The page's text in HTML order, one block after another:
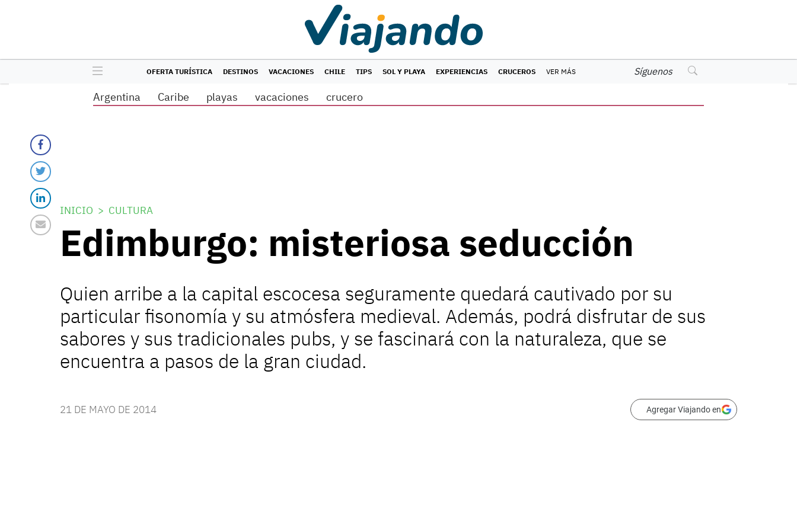
OFERTA TURÍSTICA DESTINOS VACACIONES CHILE TIPS SOL Y PLAYA EXPERIENCIAS CRUCEROS VER MÁS Síguenos
Argentina Caribe playas vacaciones crucero
INICIO CULTURA
Edimburgo: misteriosa seducción
Quien arribe a la capital escocesa seguramente quedará cautivado por su
particular fisonomía y su atmósfera medieval. Además, podrá disfrutar de sus
sabores y sus tradicionales pubs, y se fascinará con la naturaleza, que se
encuentra a pasos de la gran ciudad.
21 DE MAYO DE 2014 Agregar Viajando en